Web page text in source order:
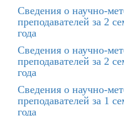
Сведения о научно-
преподавателей за 2
года
Сведения о научно-
преподавателей за 2
года
Сведения о научно-
преподавателей за 1
года